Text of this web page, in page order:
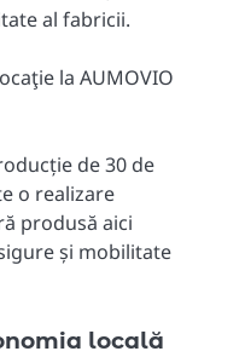
al fabricii.
la AUMOVIO
de 30 de
o realizare
produsă aici
și mobilitate
locală